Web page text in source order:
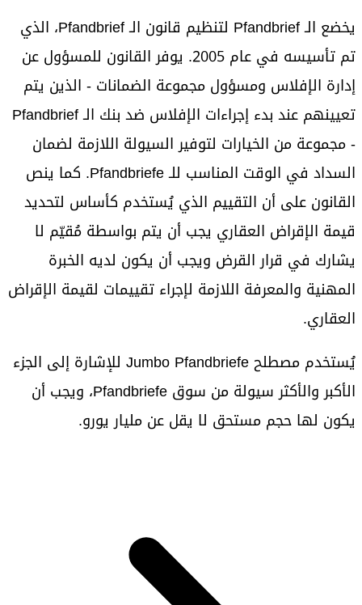
يخضع الـ Pfandbrief لتنظيم قانون الـ Pfandbrief، الذي
تم تأسيسه في عام 2005. يوفر القانون للمسؤول عن
إدارة الإفلاس ومسؤول مجموعة الضمانات - الذين يتم
تعيينهم عند بدء إجراءات الإفلاس ضد بنك الـ Pfandbrief
- مجموعة من الخيارات لتوفير السيولة اللازمة لضمان
السداد في الوقت المناسب للـ Pfandbriefe. كما ينص
القانون على أن التقييم الذي يُستخدم كأساس لتحديد
قيمة الإقراض العقاري يجب أن يتم بواسطة مُقيّم لا
يشارك في قرار القرض ويجب أن يكون لديه الخبرة
المهنية والمعرفة اللازمة لإجراء تقييمات لقيمة الإقراض
العقاري.
يُستخدم مصطلح Jumbo Pfandbriefe للإشارة إلى الجزء
الأكبر والأكثر سيولة من سوق Pfandbriefe، ويجب أن
يكون لها حجم مستحق لا يقل عن مليار يورو.